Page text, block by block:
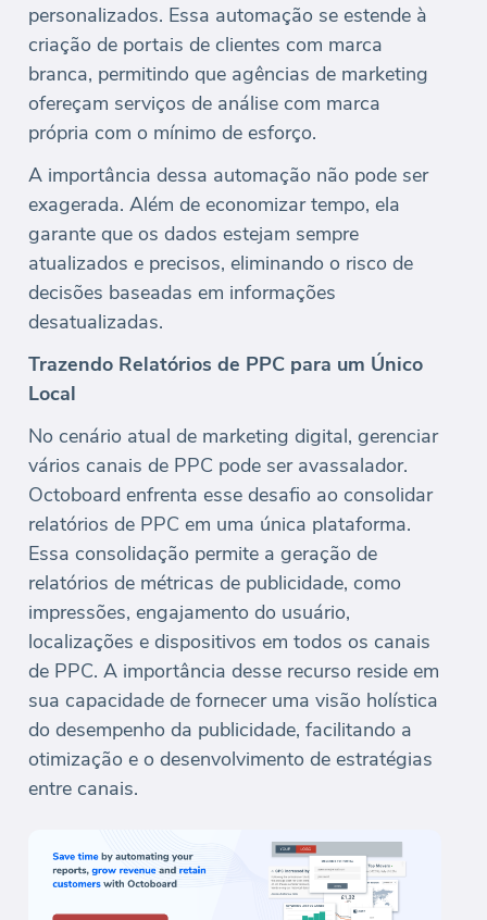
personalizados. Essa automação se estende à
criação de portais de clientes com marca
branca, permitindo que agências de marketing
ofereçam serviços de análise com marca
própria com o mínimo de esforço.
A importância dessa automação não pode ser
exagerada. Além de economizar tempo, ela
garante que os dados estejam sempre
atualizados e precisos, eliminando o risco de
decisões baseadas em informações
desatualizadas.
Trazendo Relatórios de PPC para um Único
Local
No cenário atual de marketing digital, gerenciar
vários canais de PPC pode ser avassalador.
Octoboard enfrenta esse desafio ao consolidar
relatórios de PPC em uma única plataforma.
Essa consolidação permite a geração de
relatórios de métricas de publicidade, como
impressões, engajamento do usuário,
localizações e dispositivos em todos os canais
de PPC. A importância desse recurso reside em
sua capacidade de fornecer uma visão holística
do desempenho da publicidade, facilitando a
otimização e o desenvolvimento de estratégias
entre canais.